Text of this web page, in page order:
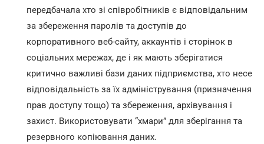
передбачала хто зі співробітників є відповідальним
за збереження паролів та доступів до
корпоративного веб-сайту, аккаунтів і сторінок в
соціальних мережах, де і як мають зберігатися
критично важливі бази даних підприємства, хто несе
відповідальність за їх адміністрування (призначення
прав доступу тощо) та збереження, архівування і
захист. Використовувати “хмари” для зберігання та
резервного копіювання даних.